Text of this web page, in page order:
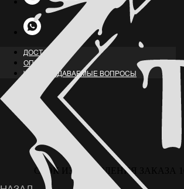
ДОСТАВКА
ОПЛАТА
ЧАСТО ЗАДАВАЕМЫЕ ВОПРОСЫ
СРОК ИЗГОТОВЛЕНИЯ ЗАКАЗА